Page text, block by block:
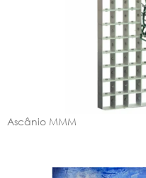
Ascânio MMM